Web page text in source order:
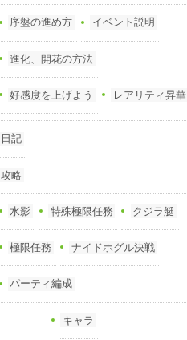
序盤の進め方 イベント説明
進化、開花の方法
好感度を上げよう レアリティ昇華
日記
攻略
水影 特殊極限任務 クジラ艇
極限任務 ナイドホグル決戦
パーティ編成
キャラ